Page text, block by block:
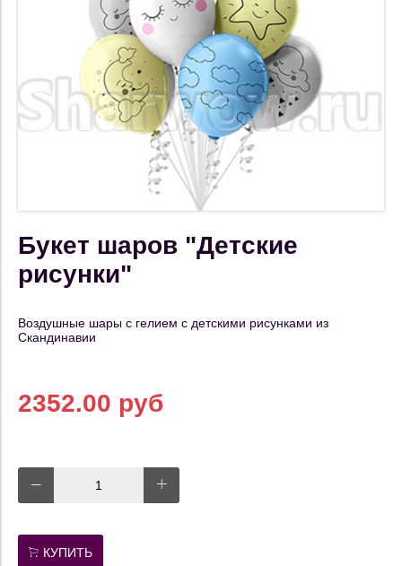
Букет шаров "Детские
рисунки"
Воздушные шары с гелием с детскими рисунками из
Скандинавии
2352.00 руб
КУПИТЬ